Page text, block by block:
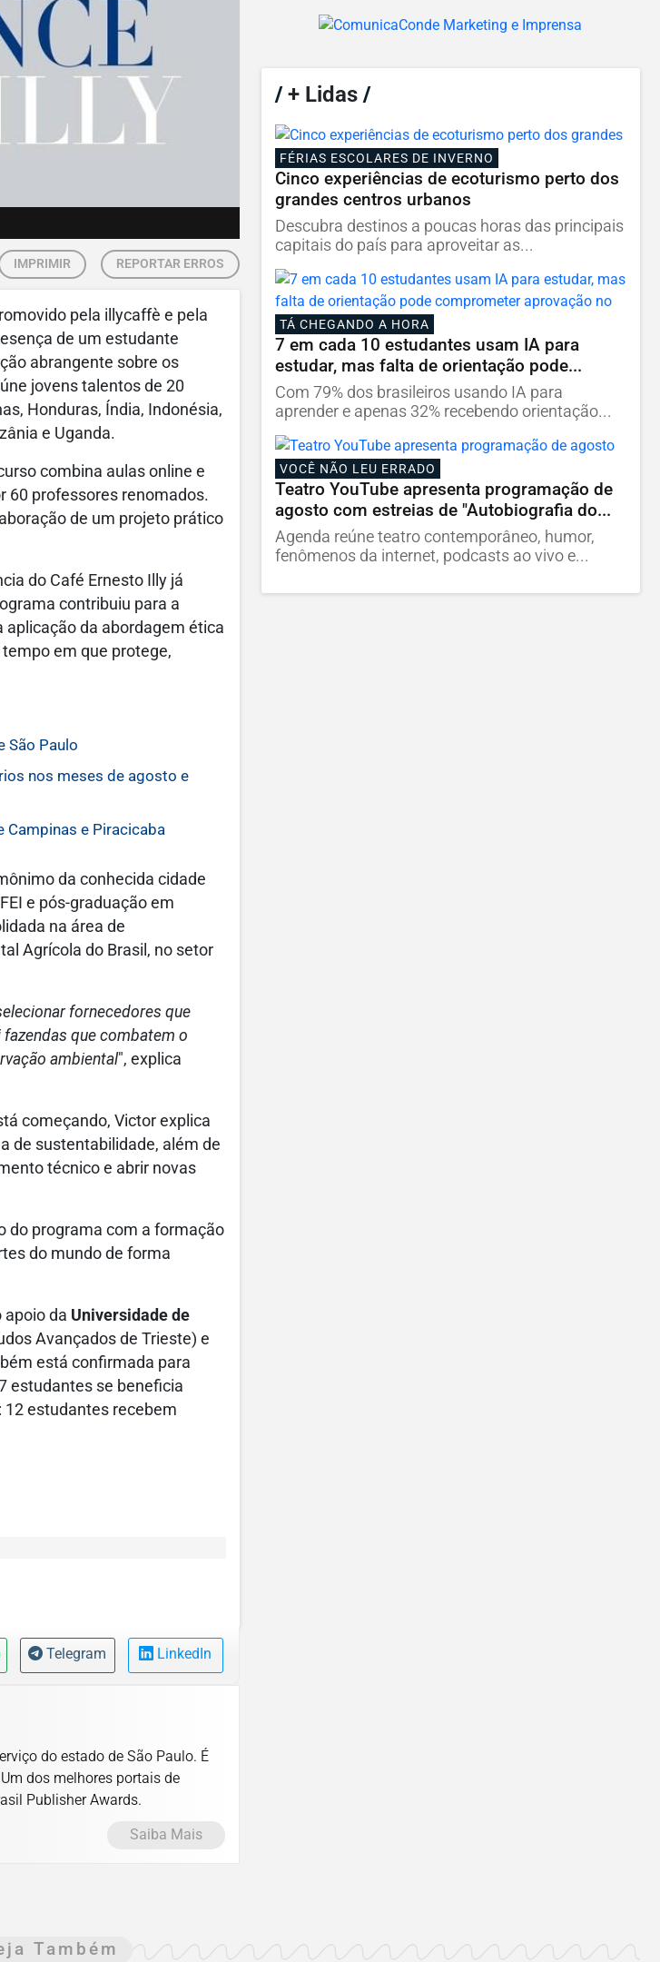
IMPRIMIR REPORTAR ERROS
pela illycaffè e pela
de um estudante
abrangente sobre os
jovens talentos de 20
Honduras, Índia, Indonésia,
e Uganda.
combina aulas online e
60 professores renomados.
de um projeto prático
do Café Ernesto Illy já
contribuiu para a
da abordagem ética
em que protege,
São Paulo
nos meses de agosto e
e Piracicaba
da conhecida cidade
e pós-graduação em
na área de
Agrícola do Brasil, no setor
fornecedores que
que combatem o
ambiental", explica
começando, Victor explica
de sustentabilidade, além de
técnico e abrir novas
do programa com a formação
do mundo de forma
apoio da Universidade de
Avançados de Trieste) e
está confirmada para
estudantes se beneficia
12 estudantes recebem
Telegram LinkedIn
do estado de São Paulo. É
dos melhores portais de
Publisher Awards.
Saiba Mais
/+ Lidas /
FÉRIAS ESCOLARES DE INVERNO
Cinco experiências de ecoturismo perto dos
grandes centros urbanos
Descubra destinos a poucas horas das principais
capitais do país para aproveitar as...
TÁ CHEGANDO A HORA
7 em cada 10 estudantes usam IA para
estudar, mas falta de orientação pode...
Com 79% dos brasileiros usando IA para
aprender e apenas 32% recebendo orientação...
VOCÊ NÃO LEU ERRADO
Teatro YouTube apresenta programação de
agosto com estreias de "Autobiografia do...
Agenda reúne teatro contemporâneo, humor,
fenômenos da internet, podcasts ao vivo e...
Também